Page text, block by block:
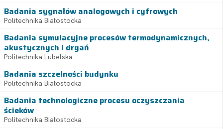
Badania sygnałów analogowych i cyfrowych
Politechnika Białostocka
Badania symulacyjne procesów termodynamicznych,
akustycznych i drgań
Politechnika Lubelska
Badania szczelności budynku
Politechnika Białostocka
Badania technologiczne procesu oczyszczania
ścieków
Politechnika Białostocka